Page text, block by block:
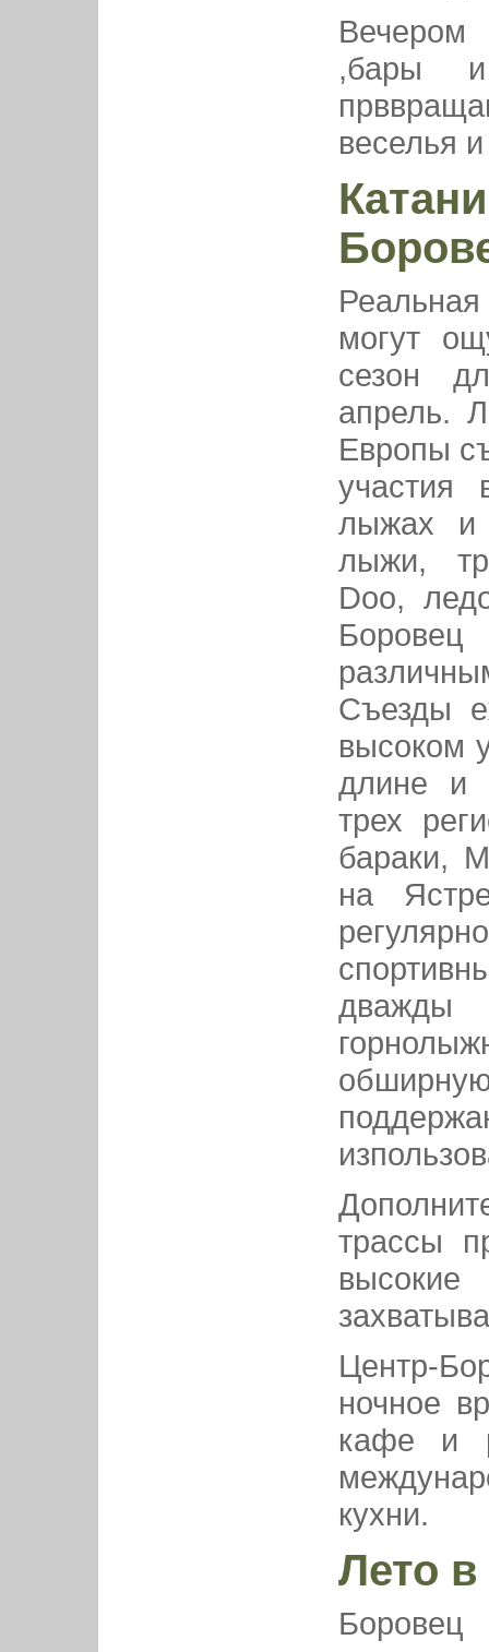
Вечером
,бары
веселья
могут
сезон
апрель.
Европы
участия
лыжах и
лыжи,
Doo,
Боровец
Съезды
высоком
длине и
трех
бараки,
на
дважды
трассы
Центр-
ночное
кафе и
кухни.
Лето
Боровец